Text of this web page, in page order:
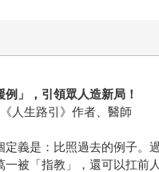
例」，引領眾人造新局！
生路引》作者、醫師
定義是：比照過去的例子。
一被「指教」，還可以扛前